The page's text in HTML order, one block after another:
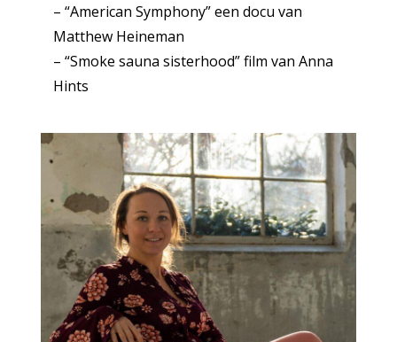
– “American Symphony” een docu van
Matthew Heineman
– “Smoke sauna sisterhood” film van Anna
Hints